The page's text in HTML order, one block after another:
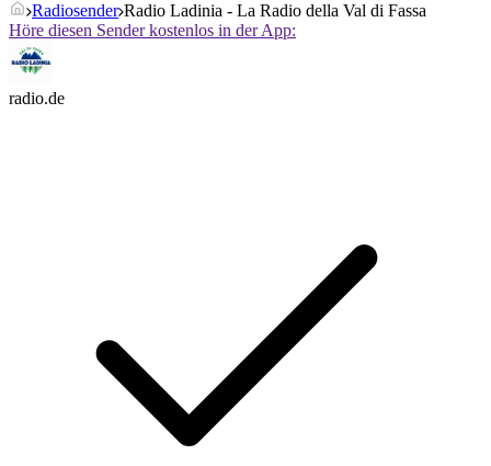
Radiosender Radio Ladinia - La Radio della Val di Fassa
Höre diesen Sender kostenlos in der App:
radio.de